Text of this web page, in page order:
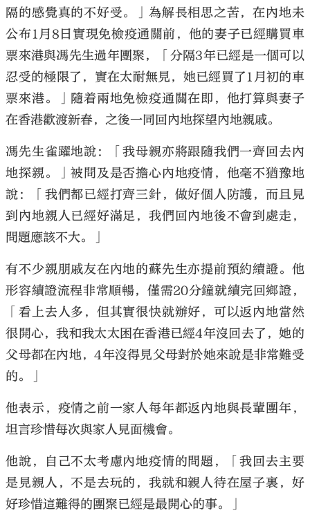
隔的感覺真的不好受。」為解長相思之苦，在內地未
公布1月8日實現免檢疫通關前，他的妻子已經購買車
票來港與馮先生過年團聚，「分隔3年已經是一個可以
忍受的極限了，實在太耐無見，她已經買了1月初的車
票來港。」隨着兩地免檢疫通關在即，他打算與妻子
在香港歡渡新春，之後一同回內地探望內地親戚。
馮先生雀躍地說：「我母親亦將跟隨我們一齊回去內
地探親。」被問及是否擔心內地疫情，他毫不猶豫地
說：「我們都已經打齊三針，做好個人防護，而且見
到內地親人已經好滿足，我們回內地後不會到處走，
問題應該不大。」
有不少親朋戚友在內地的蘇先生亦提前預約續證。他
形容續證流程非常順暢，僅需20分鐘就續完回鄉證，
「看上去人多，但其實很快就辦好，可以返內地當然
很開心，我和我太太困在香港已經4年沒回去了，她的
父母都在內地，4年沒得見父母對於她來說是非常難受
的。」
他表示，疫情之前一家人每年都返內地與長輩團年，
坦言珍惜每次與家人見面機會。
他說，自己不太考慮內地疫情的問題，「我回去主要
是見親人，不是去玩的，我就和親人待在屋子裏，好
好珍惜這難得的團聚已經是最開心的事。」